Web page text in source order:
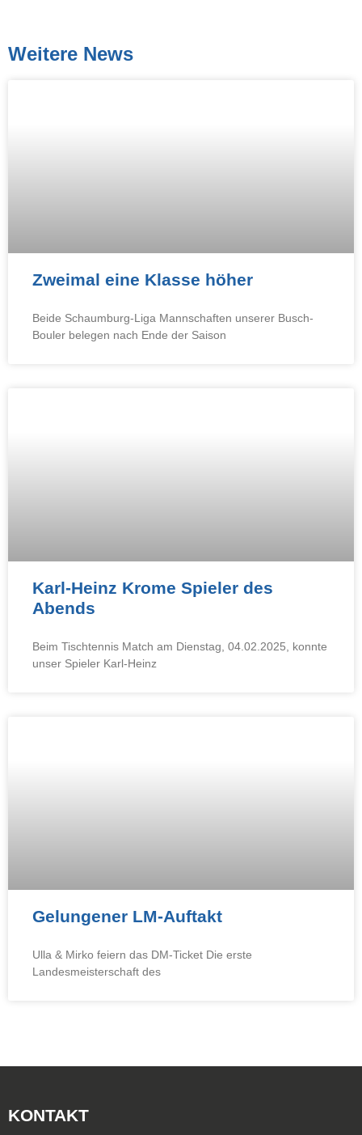
Weitere News
Zweimal eine Klasse höher
Beide Schaumburg-Liga Mannschaften unserer Busch-
Bouler belegen nach Ende der Saison
Karl-Heinz Krome Spieler des
Abends
Beim Tischtennis Match am Dienstag, 04.02.2025, konnte
unser Spieler Karl-Heinz
Gelungener LM-Auftakt
Ulla & Mirko feiern das DM-Ticket Die erste
Landesmeisterschaft des
KONTAKT